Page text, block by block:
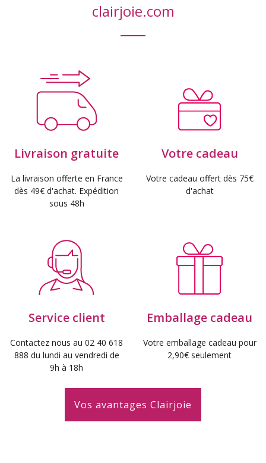
clairjoie.com
Livraison gratuite
La livraison offerte en France
dès 49€ d'achat. Expédition
sous 48h
Votre cadeau
Votre cadeau offert dès 75€
d'achat
Service client
Contactez nous au 02 40 618
888 du lundi au vendredi de
9h à 18h
Emballage cadeau
Votre emballage cadeau pour
2,90€ seulement
Vos avantages Clairjoie